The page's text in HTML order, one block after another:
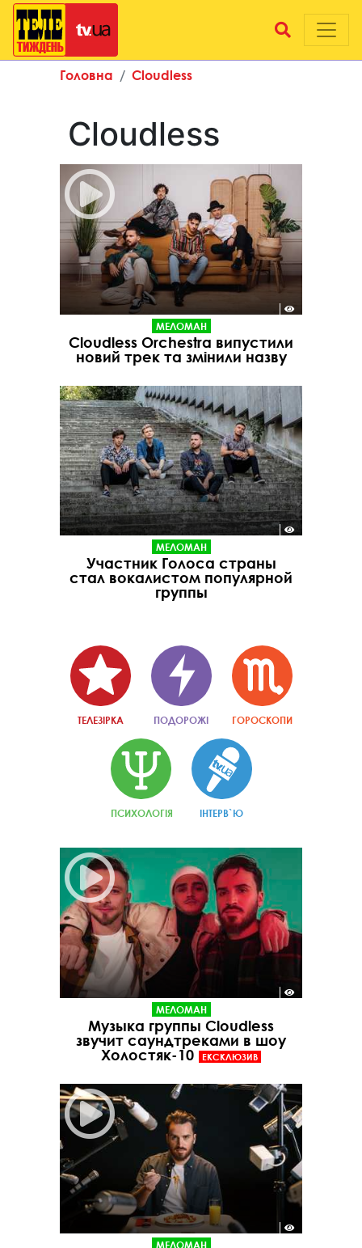
Головна Cloudless
Cloudless
МЕЛОМАН
Cloudless Orchestra випустили
новий трек та змінили назву
МЕЛОМАН
Участник Голоса страны
стал вокалистом популярной
группы
ТЕЛЕЗІРКА ПОДОРОЖІ ГОРОСКОПИ
ПСИХОЛОГІЯ ІНТЕРВ`Ю
МЕЛОМАН
Музыка группы Сloudless
звучит саундтреками в шоу
Холостяк-10
ЕКСКЛЮЗИВ
МЕЛОМАН